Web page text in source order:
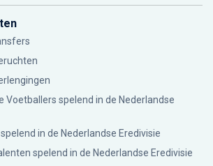
Voetballers spelend in de Nederlandse
in de Nederlandse Eredivisie
spelend in de Nederlandse Eredivisie